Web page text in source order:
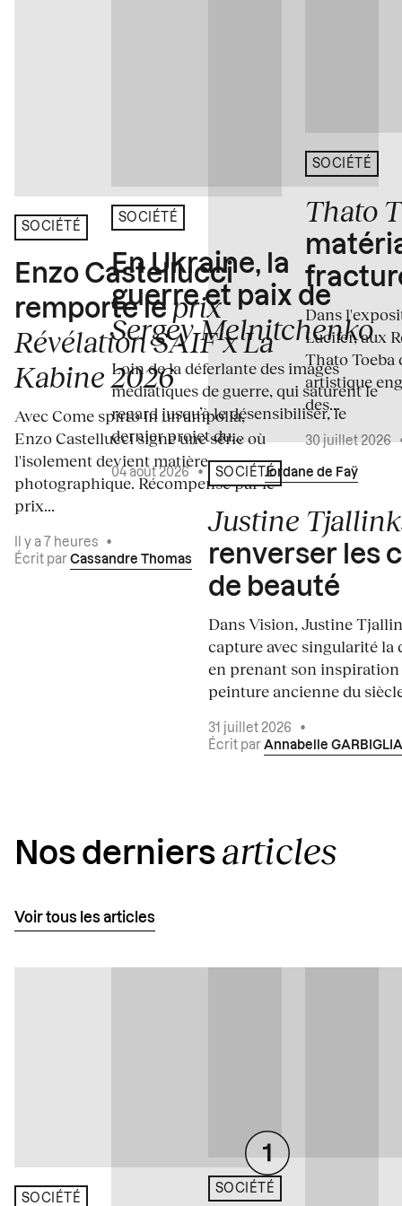
SOCIÉTÉ
Enzo Castellucci
remporte le prix
Révélation SAIF x La
Kabine 2026
Avec Come spirto in un'ampolla,
Enzo Castellucci signe une série où
l'isolement devient matière
photographique. Récompensé par le
prix...
Il y a 7 heures
•
Écrit par Cassandre Thomas
SOCIÉTÉ
En Ukraine, la
guerre et paix de
Sergey Melnitchenko
Loin de la déferlante des images
médiatiques de guerre, qui saturent le
regard jusqu’à le désensibiliser, le
dernier projet du...
04 août 2026 • Écrit par Jordane de Faÿ
SOCIÉTÉ
Justine
renverser les
de beauté
Dans Vision, Justine
capture avec singularité la
en prenant son inspiration
peinture ancienne du
31 juillet 2026
•
Écrit par Annabelle GARBIGLIA
SOCIÉTÉ
Thato
Dans
Lucifer, aux
Thato Toeba
artistique
des...
30 juillet 2026
Nos derniers articles
Voir tous les articles
SOCIÉTÉ
SOCIÉTÉ